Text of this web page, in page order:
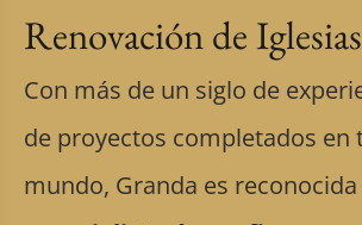
Renovación de Iglesias
Con más de un siglo de
de proyectos completados en
mundo, Granda es